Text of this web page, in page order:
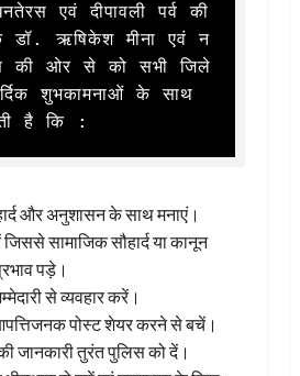
डॉ. ऋषिकेश मीना एवं न
की ओर से को सभी जिले
शुभकामनाओं के साथ
है कि :
और अनुशासन के साथ मनाएं।
जिससे सामाजिक सौहार्द या कानून
पड़े।
से व्यवहार करें।
पोस्ट शेयर करने से बचें।
जानकारी तुरंत पुलिस को दें।